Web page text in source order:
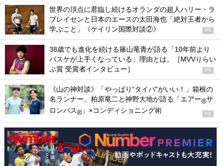
世界の頂点に君臨し続けるオランダの超人ハリー・ラ
ブレイセンと日本のエースの太田海也「絶対王者から
学ぶこと」《ケイリン国際対談②》
PR
38歳でも進化を続ける篠山竜青が語る「10年前より
バスケが上手くなっている」理由とは。［MVVりらい
ぶ賞 受賞者インタビュー］
PR
《山の神対談》「やっぱり“タイパ”がいい！」箱根の
名ランナー、柏原竜二と神野大地が語る「エアー®サ
ロンパス® 」×コンディショニング術 PR